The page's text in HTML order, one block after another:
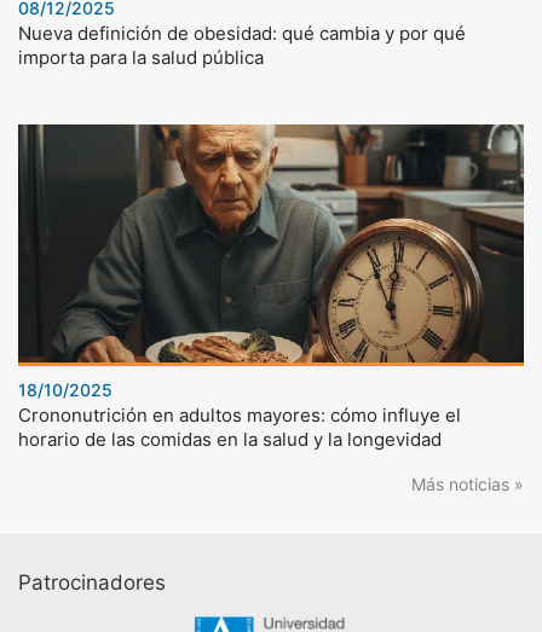
08/12/2025
Nueva definición de obesidad: qué cambia y por qué
importa para la salud pública
18/10/2025
Crononutrición en adultos mayores: cómo influye el
horario de las comidas en la salud y la longevidad
Más noticias »
Patrocinadores